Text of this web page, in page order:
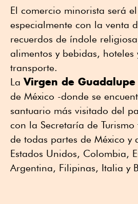
El comercio minorista será
especialmente con la venta
recuerdos de índole
alimentos y bebidas, hoteles
transporte.
LaVirgen de Guadalupe
de México -donde se
santuario más visitado del
con la Secretaría de
de todas partes de México y
Estados Unidos, Colombia,
Argentina, Filipinas, Italia y